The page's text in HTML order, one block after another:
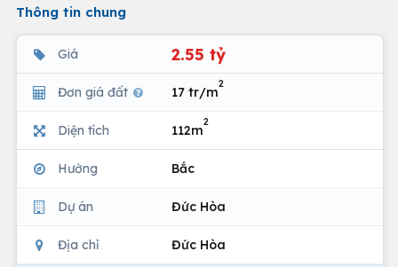
Thông tin chung
Giá 2.55 tỷ
Đơn giá đất 17 tr/m
2
Diện tích 112m
2
Hướng Bắc
Dự án Đức Hòa
Địa chỉ Đức Hòa